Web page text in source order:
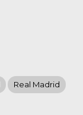
Real Madrid